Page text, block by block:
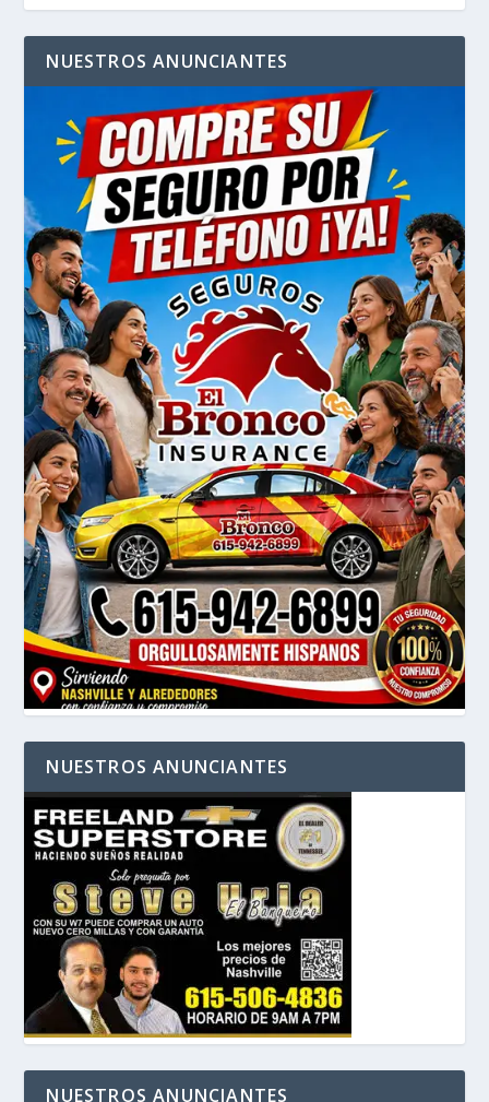
NUESTROS ANUNCIANTES
NUESTROS ANUNCIANTES
NUESTROS ANUNCIANTES